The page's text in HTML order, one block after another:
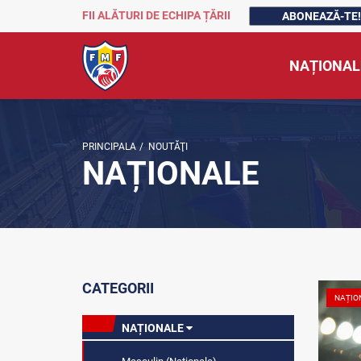
FII ALĂTURI DE ECHIPA ȚĂRII ABONEAZĂ-TE!
PRINCIPALA / NOUTĂŢI
NAȚIONALE
CATEGORII
NAȚIONALE